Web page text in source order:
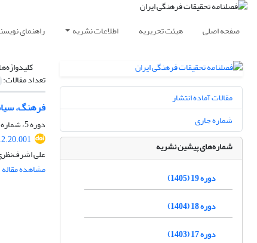
صفحه اصلی هیئت تحریریه اطلاعات نشریه راهنمای
تعداد مقالات:
فرهنگ،
دوره 5، شماره 4، زمستان 1391، صفحه
علی
مشاهده مقاله
مقالات آماده انتشار
شماره جاری
شماره‌های پیشین نشریه
دوره 19 (1405)
دوره 18 (1404)
دوره 17 (1403)